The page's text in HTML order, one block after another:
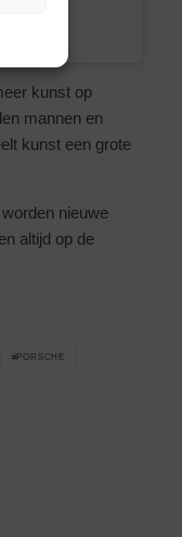
kunst op
mannen en
kunst een grote
nieuwe
altijd op de
PORSCHE